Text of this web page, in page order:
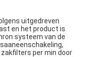
uitgedreven
en het product is
systeem van de
per min door